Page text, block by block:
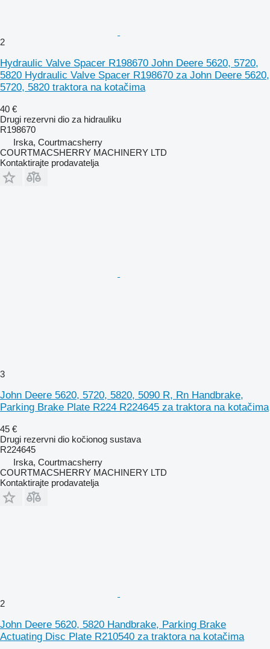
2
Hydraulic Valve Spacer R198670 John Deere 5620, 5720,
5820 Hydraulic Valve Spacer R198670 za John Deere 5620,
5720, 5820 traktora na kotačima
40 €
Drugi rezervni dio za hidrauliku
R198670
Irska, Courtmacsherry
COURTMACSHERRY MACHINERY LTD
Kontaktirajte prodavatelja
3
John Deere 5620, 5720, 5820, 5090 R, Rn Handbrake,
Parking Brake Plate R224 R224645 za traktora na kotačima
45 €
Drugi rezervni dio kočionog sustava
R224645
Irska, Courtmacsherry
COURTMACSHERRY MACHINERY LTD
Kontaktirajte prodavatelja
2
John Deere 5620, 5820 Handbrake, Parking Brake
Actuating Disc Plate R210540 za traktora na kotačima